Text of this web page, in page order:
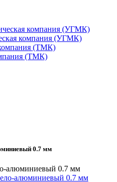
компания (УГМК)
(ТМК)
0.7 мм
алюминиевый 0.7 мм